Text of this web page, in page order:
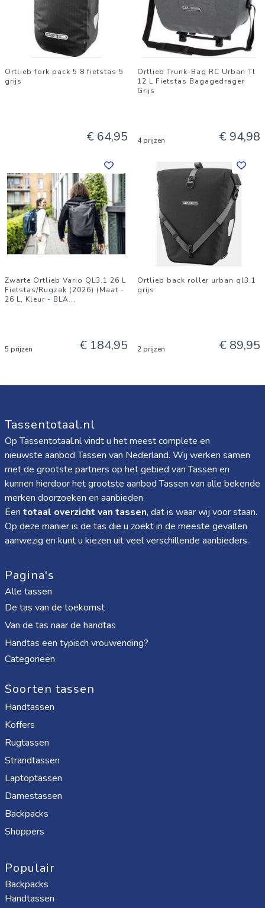
Ortlieb fork pack 5 8 fietstas 5
grijs
€ 64,95
Ortlieb Trunk-Bag RC Urban Tl
12 L Fietstas Bagagedrager
Grijs
4 prijzen € 94,98
Zwarte Ortlieb Vario QL3.1 26 L
Fietstas/Rugzak (2026) (Maat -
26 L, Kleur - BLA...
5 prijzen € 184,95
Ortlieb back roller urban ql3.1
grijs
2 prijzen € 89,95
Tassentotaal.nl
Op Tassentotaal.nl vindt u het meest complete en
nieuwste aanbod Tassen van Nederland. Wij werken samen
met de grootste partners op het gebied van Tassen en
kunnen hierdoor het grootste aanbod Tassen van alle bekende
merken doorzoeken en aanbieden.
Een totaal overzicht van tassen, dat is waar wij voor staan.
Op deze manier is de tas die u zoekt in de meeste gevallen
aanwezig en kunt u kiezen uit veel verschillende aanbieders.
Pagina's
Alle tassen
De tas van de toekomst
Van de tas naar de handtas
Handtas een typisch vrouwending?
Categorieën
Soorten tassen
Handtassen
Koffers
Rugtassen
Strandtassen
Laptoptassen
Damestassen
Backpacks
Shoppers
Populair
Backpacks
Handtassen